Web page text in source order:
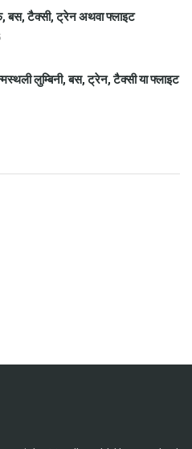
बस, टैक्सी, ट्रेन अथवा फ्लाइट
लुम्बिनी, बस, ट्रेन, टैक्सी या फ्लाइट